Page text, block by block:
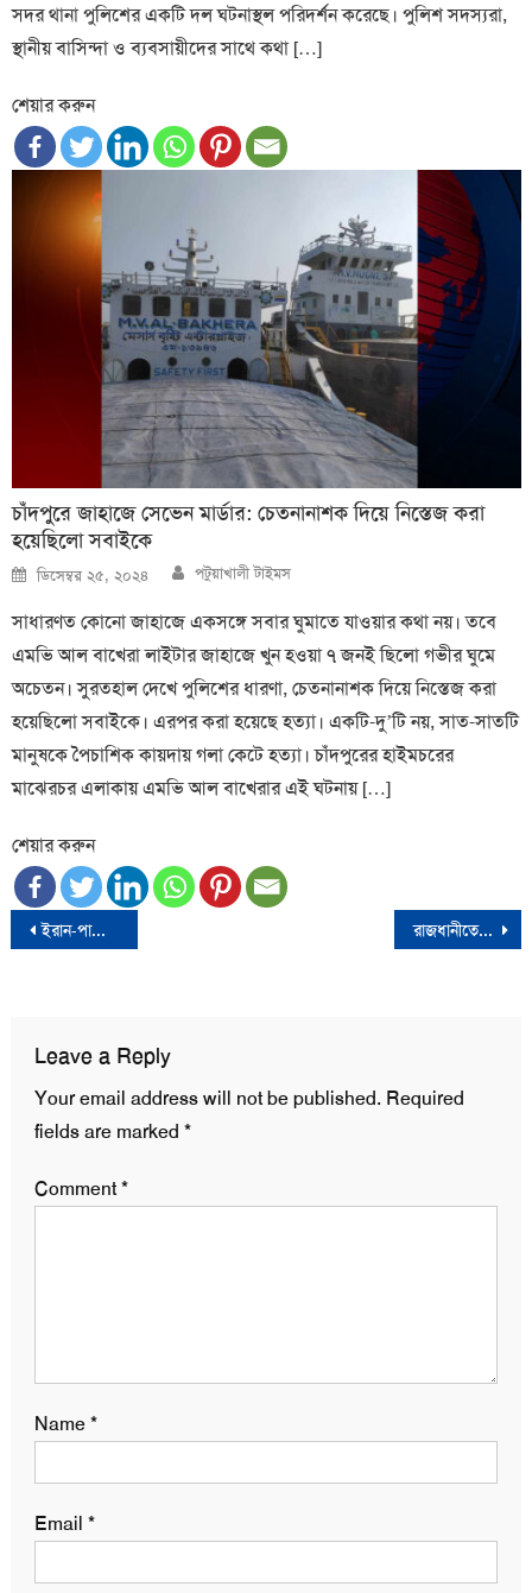
সদর থানা পুলিশের একটি দল ঘটনাস্থল পরিদর্শন করেছে। পুলিশ সদস্যরা,
স্থানীয় বাসিন্দা ও ব্যবসায়ীদের সাথে কথা […]
শেয়ার করুন
চাঁদপুরে জাহাজে সেভেন মার্ডার: চেতনানাশক দিয়ে নিস্তেজ করা
হয়েছিলো সবাইকে
Posted
on
ডিসেম্বর ২৫, ২০২৪ Author
পটুয়াখালী টাইমস
সাধারণত কোনো জাহাজে একসঙ্গে সবার ঘুমাতে যাওয়ার কথা নয়। তবে
এমভি আল বাখেরা লাইটার জাহাজে খুন হওয়া ৭ জনই ছিলো গভীর ঘুমে
অচেতন। সুরতহাল দেখে পুলিশের ধারণা, চেতনানাশক দিয়ে নিস্তেজ করা
হয়েছিলো সবাইকে। এরপর করা হয়েছে হত্যা। একটি-দু’টি নয়, সাত-সাতটি
মানুষকে পৈচাশিক কায়দায় গলা কেটে হত্যা। চাঁদপুরের হাইমচরের
মাঝেরচর এলাকায় এমভি আল বাখেরার এই ঘটনায় […]
শেয়ার করুন
Post
ইরান-পাকিস্তানের হামলা পাল্টা-হামলা, কী বলছে যুক্তরাষ্ট্র-চীন-ভারত? রাজধানীতে ধুলা আর বায়ুদূষণে বৃক্ষের জীবনচক্র সংকটে
Leave a Reply
Your email address will not be published. Required
fields are marked *
Comment*
Name*
Email *